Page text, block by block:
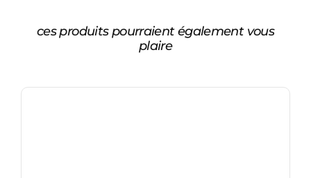
ces produits pourraient également vous
plaire